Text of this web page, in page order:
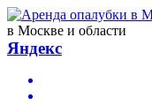
в Москве и области
Яндекс